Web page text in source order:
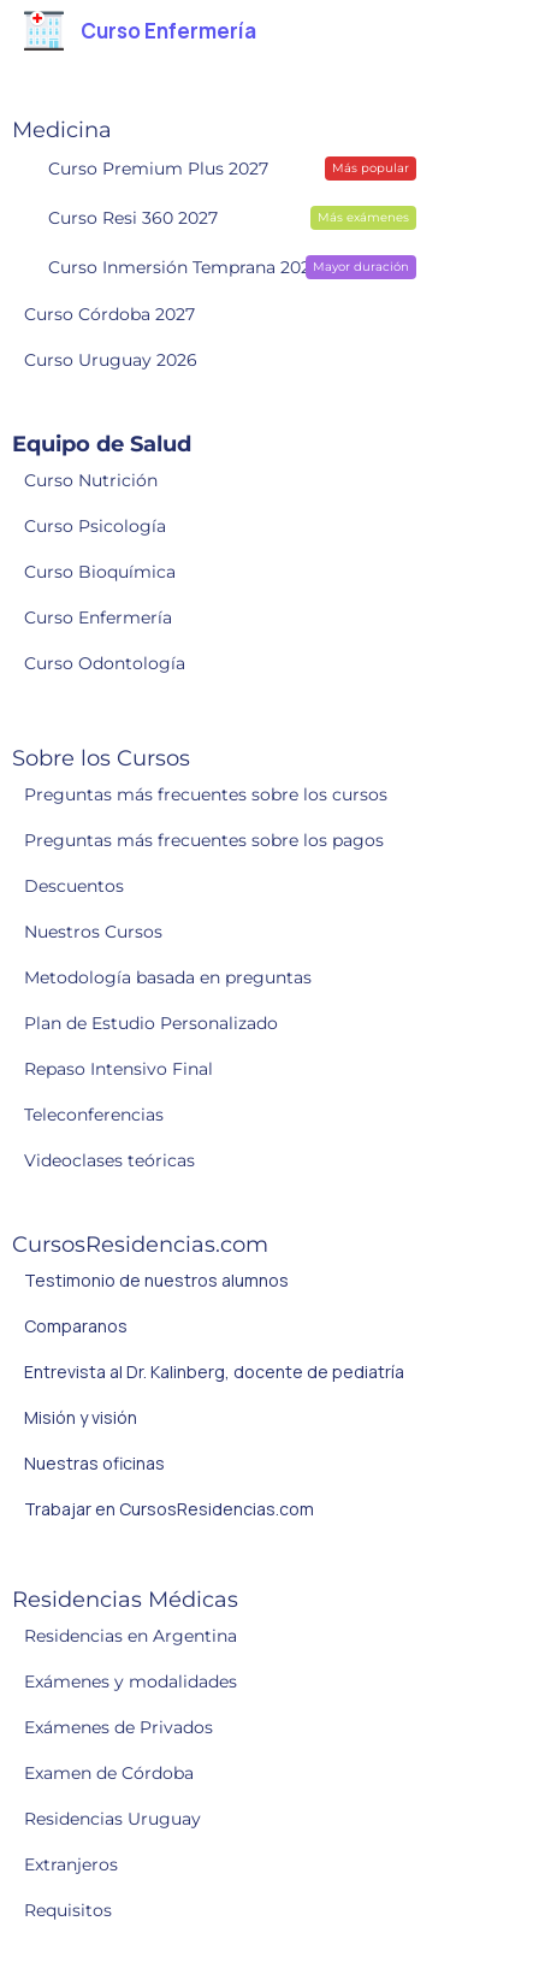
Curso Enfermería
Medicina
Curso Premium Plus 2027 Más popular
Curso Resi 360 2027 Más exámenes
Curso Inmersión Temprana 2028Mayor duración
Curso Córdoba 2027
Curso Uruguay 2026
Equipo de Salud
Curso Nutrición
Curso Psicología
Curso Bioquímica
Curso Enfermería
Curso Odontología
Sobre los Cursos
Preguntas más frecuentes sobre los cursos
Preguntas más frecuentes sobre los pagos
Descuentos
Nuestros Cursos
Metodología basada en preguntas
Plan de Estudio Personalizado
Repaso Intensivo Final
Teleconferencias
Videoclases teóricas
CursosResidencias.com
Testimonio de nuestros alumnos
Comparanos
Entrevista al Dr. Kalinberg, docente de pediatría
Misión y visión
Nuestras oficinas
Trabajar en CursosResidencias.com
Residencias Médicas
Residencias en Argentina
Exámenes y modalidades
Exámenes de Privados
Examen de Córdoba
Residencias Uruguay
Extranjeros
Requisitos